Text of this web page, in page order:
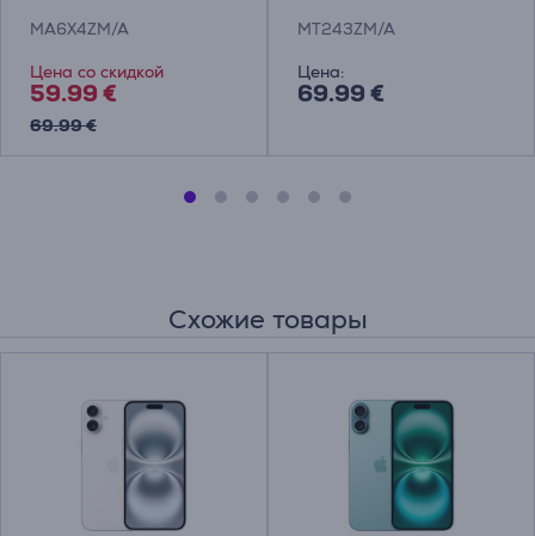
MA6X4ZM/A
Цена со скидкой
59.99 €
69.99 €
MT243ZM/A
Цена:
69.99 €
Схожие товары